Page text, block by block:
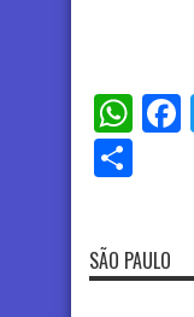
SÃO PAULO